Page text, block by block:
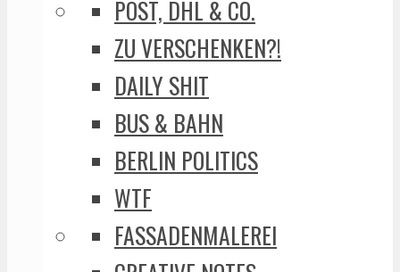
POST, DHL & CO.
ZU VERSCHENKEN?!
DAILY SHIT
BUS & BAHN
BERLIN POLITICS
WTF
FASSADENMALEREI